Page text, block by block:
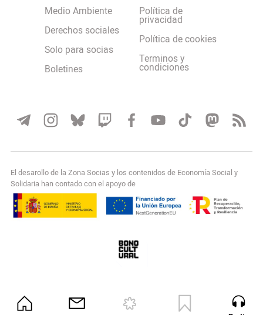
Medio Ambiente
Derechos sociales
Solo para socias
Boletines
Política de
privacidad
Política de cookies
Terminos y
condiciones
El desarollo de la Zona Socias y los contenidos de Economía Social y
Solidaria han contado con el apoyo de